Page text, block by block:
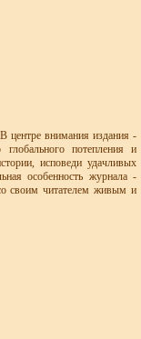
центре внимания издания -
потепления и
исповеди удачливых
особенность журнала -
своим читателем живым и